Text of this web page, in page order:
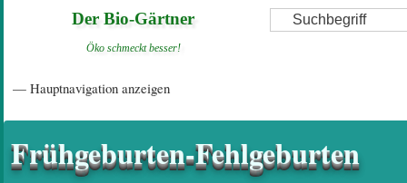
Suche
Der Bio-Gärtner
Öko schmeckt besser!
— Hauptnavigation anzeigen
Frühgeburten-Fehlgeburten